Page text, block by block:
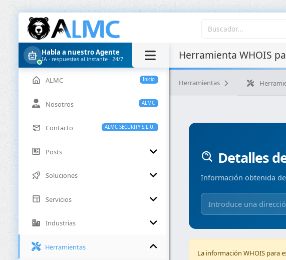
Habla a nuestro Agente
IA · respuestas al instante · 24/7
Inicio
ALMC
ALMC
Nosotros
ALMC SECURITY S.L.U.
Contacto
Posts
Soluciones
Servicios
Industrias
Herramientas
Herramienta WHOIS
Herramientas
Detalles
Información obtenida
La información WHOIS para